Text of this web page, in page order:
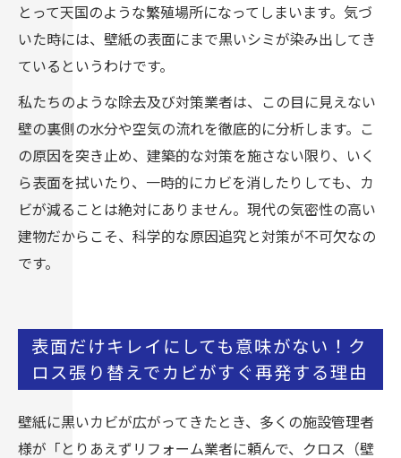
とって天国のような繁殖場所になってしまいます。気づ
いた時には、壁紙の表面にまで黒いシミが染み出してき
ているというわけです。
私たちのような除去及び対策業者は、この目に見えない
壁の裏側の水分や空気の流れを徹底的に分析します。こ
の原因を突き止め、建築的な対策を施さない限り、いく
ら表面を拭いたり、一時的にカビを消したりしても、カ
ビが減ることは絶対にありません。現代の気密性の高い
建物だからこそ、科学的な原因追究と対策が不可欠なの
です。
表面だけキレイにしても意味がない！ク
ロス張り替えでカビがすぐ再発する理由
壁紙に黒いカビが広がってきたとき、多くの施設管理者
様が「とりあえずリフォーム業者に頼んで、クロス（壁